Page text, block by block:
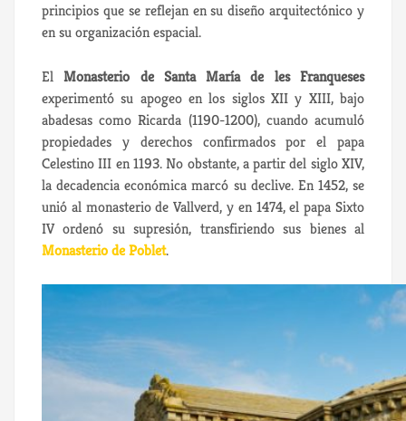
principios que se reflejan en su diseño arquitectónico y
en su organización espacial.
ElMonasterio de Santa María de les Franqueses
experimentó su apogeo en los siglos XII y XIII, bajo
abadesas como Ricarda (1190-1200), cuando acumuló
propiedades y derechos confirmados por el papa
Celestino III en 1193. No obstante, a partir del siglo XIV,
la decadencia económica marcó su declive. En 1452, se
unió al monasterio de Vallverd, y en 1474, el papa Sixto
IV ordenó su supresión, transfiriendo sus bienes al
Monasterio de Poblet.